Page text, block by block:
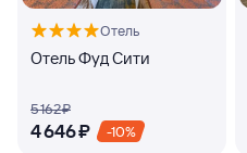
Отель
Отель Фуд Сити
5 ⁠162 ⁠₽
4 ⁠646 ⁠₽ -10%